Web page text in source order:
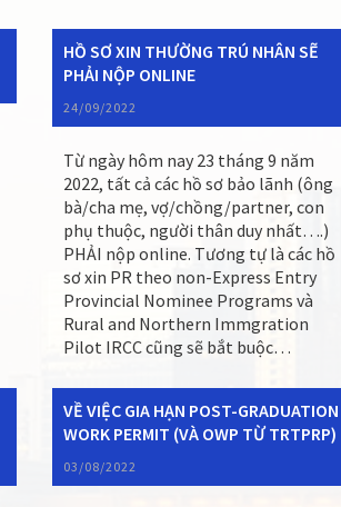
HỒ SƠ XIN THƯỜNG TRÚ NHÂN SẼ
PHẢI NỘP ONLINE
24/09/2022
Từ ngày hôm nay 23 tháng 9 năm
2022, tất cả các hồ sơ bảo lãnh (ông
bà/cha mẹ, vợ/chồng/partner, con
phụ thuộc, người thân duy nhất….)
PHẢI nộp online. Tương tự là các hồ
sơ xin PR theo non-Express Entry
Provincial Nominee Programs và
Rural and Northern Immgration
Pilot IRCC cũng sẽ bắt buộc…
VỀ VIỆC GIA HẠN POST-GRADUATION
WORK PERMIT (VÀ OWP TỪ TRTPRP)
03/08/2022